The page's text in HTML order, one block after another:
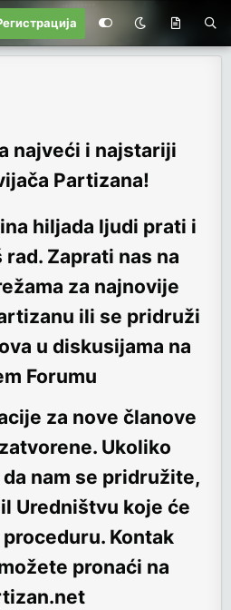
najveći i najstariji
Partizana!
hiljada ljudi prati i
rad. Zaprati nas na
za najnovije
ili se pridruži
u diskusijama na
Forumu
za nove članove
zatvorene. Ukoliko
nam se pridružite,
Uredništvu koje će
Kontak
pronaći na